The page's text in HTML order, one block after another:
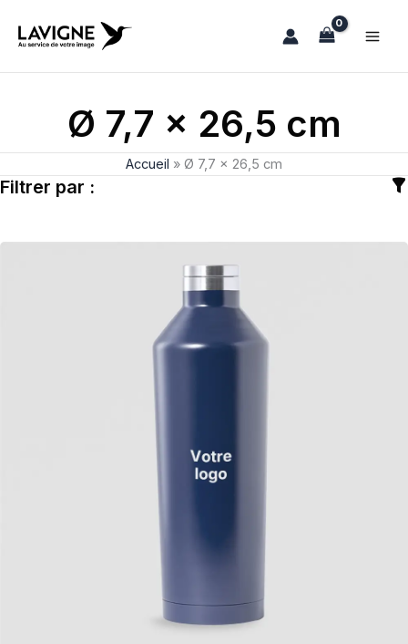
Ø 7,7 x 26,5 cm
Accueil » Ø 7,7 x 26,5 cm
Filtrer par :